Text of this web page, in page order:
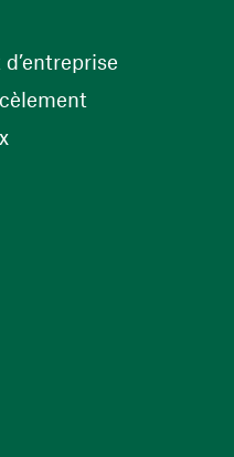
une nouvelle fenêtre)
(ouvre une nouvelle
nouvelle fenêtre)
nouvelle fenêtre)